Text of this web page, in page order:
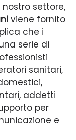
settore,
viene fornito
che i
serie di
sanitari,
addetti
per
e